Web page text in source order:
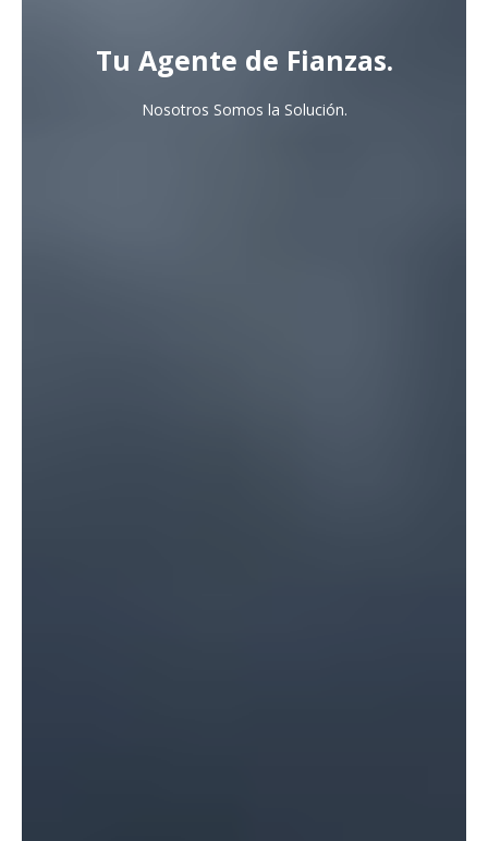
Tu Agente de Fianzas.
Nosotros Somos la Solución.